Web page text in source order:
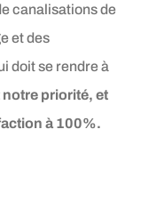
canalisations de
et des
doit se rendre à
notre priorité, et
à 100%.